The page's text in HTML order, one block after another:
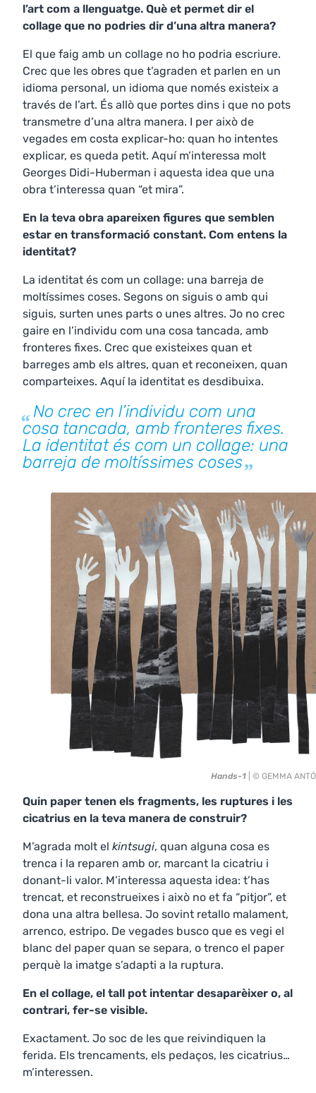
l’art com a llenguatge. Què et permet dir el
collage que no podries dir d’una altra manera?
El que faig amb un collage no ho podria escriure.
Crec que les obres que t’agraden et parlen en un
idioma personal, un idioma que només existeix a
través de l’art. És allò que portes dins i que no pots
transmetre d’una altra manera. I per això de
vegades em costa explicar-ho: quan ho intentes
explicar, es queda petit. Aquí m’interessa molt
Georges Didi-Huberman i aquesta idea que una
obra t’interessa quan “et mira”.
En la teva obra apareixen figures que semblen
estar en transformació constant. Com entens la
identitat?
La identitat és com un collage: una barreja de
moltíssimes coses. Segons on siguis o amb qui
siguis, surten unes parts o unes altres. Jo no crec
gaire en l’individu com una cosa tancada, amb
fronteres fixes. Crec que existeixes quan et
barreges amb els altres, quan et reconeixen, quan
comparteixes. Aquí la identitat es desdibuixa.
No crec en l’individu com una
cosa tancada, amb fronteres fixes.
La identitat és com un collage: una
barreja de moltíssimes coses
Hands-1 | © GEMMA
Quin paper tenen els fragments, les ruptures i les
cicatrius en la teva manera de construir?
M’agrada molt el kintsugi, quan alguna cosa es
trenca i la reparen amb or, marcant la cicatriu i
donant-li valor. M’interessa aquesta idea: t’has
trencat, et reconstrueixes i això no et fa “pitjor”, et
dona una altra bellesa. Jo sovint retallo malament,
arrenco, estripo. De vegades busco que es vegi el
blanc del paper quan se separa, o trenco el paper
perquè la imatge s’adapti a la ruptura.
En el collage, el tall pot intentar desaparèixer o, al
contrari, fer-se visible.
Exactament. Jo soc de les que reivindiquen la
ferida. Els trencaments, els pedaços, les cicatrius…
m’interessen.